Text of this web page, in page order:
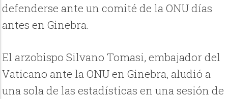
defenderse ante un comité de la ONU días
antes en Ginebra.
El arzobispo Silvano Tomasi, embajador del
Vaticano ante la ONU en Ginebra, aludió a
una sola de las estadísticas en una sesión de